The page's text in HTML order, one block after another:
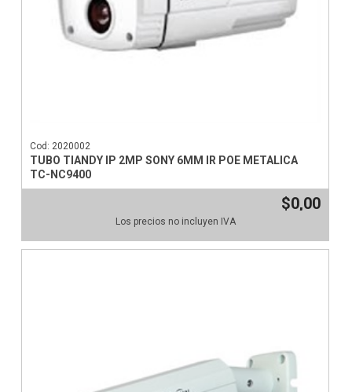
Cod: 2020002
TUBO TIANDY IP 2MP SONY 6MM IR POE METALICA
TC-NC9400
$0,00
Los precios no incluyen IVA